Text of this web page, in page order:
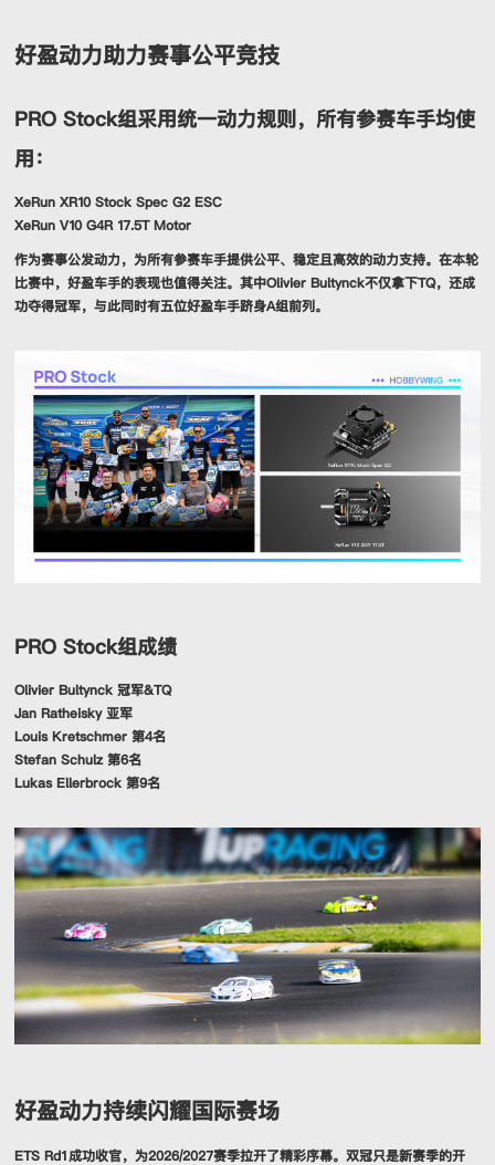
好盈动力助力赛事公平竞技
PRO Stock组采用统一动力规则，所有参赛车手均使
用：
XeRun XR10 Stock Spec G2 ESC
XeRun V10 G4R 17.5T Motor
作为赛事公发动力，为所有参赛车手提供公平、稳定且高效的动力支持。在本轮
比赛中，好盈车手的表现也值得关注。其中Olivier Bultynck不仅拿下TQ，还成
功夺得冠军，与此同时有五位好盈车手跻身A组前列。
PRO Stock组成绩
Olivier Bultynck 冠军&TQ
Jan Ratheisky 亚军
Louis Kretschmer 第4名
Stefan Schulz 第6名
Lukas Ellerbrock 第9名
好盈动力持续闪耀国际赛场
ETS Rd1成功收官，为2026/2027赛季拉开了精彩序幕。双冠只是新赛季的开